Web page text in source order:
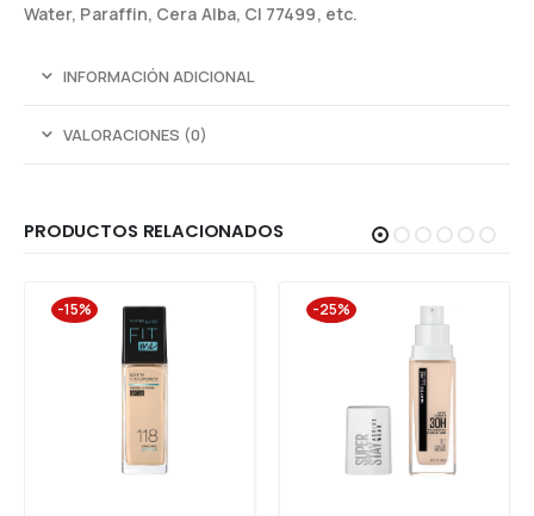
Water, Paraffin, Cera Alba, CI 77499, etc.
INFORMACIÓN ADICIONAL
VALORACIONES (0)
PRODUCTOS RELACIONADOS
-15% -25%